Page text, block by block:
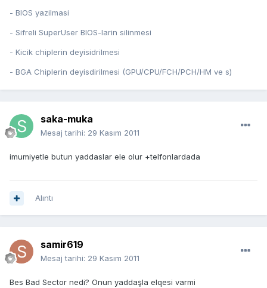
- BIOS yazilmasi
- Sifreli SuperUser BIOS-larin silinmesi
- Kicik chiplerin deyisidrilmesi
- BGA Chiplerin deyisdirilmesi (GPU/CPU/FCH/PCH/HM ve s)
saka-muka
Mesaj tarihi: 29 Kasım 2011
imumiyetle butun yaddaslar ele olur +telfonlardada
Alıntı
samir619
Mesaj tarihi: 29 Kasım 2011
Bes Bad Sector nedi? Onun yaddaşla elqesi varmi